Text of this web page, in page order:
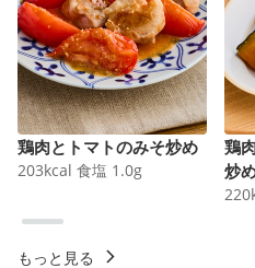
鶏肉とトマトのみそ炒め
203kcal 食塩 1.0g
鶏
炒
220
もっと見る